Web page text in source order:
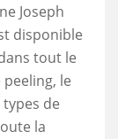
Joseph
disponible
tout le
le
types de
la